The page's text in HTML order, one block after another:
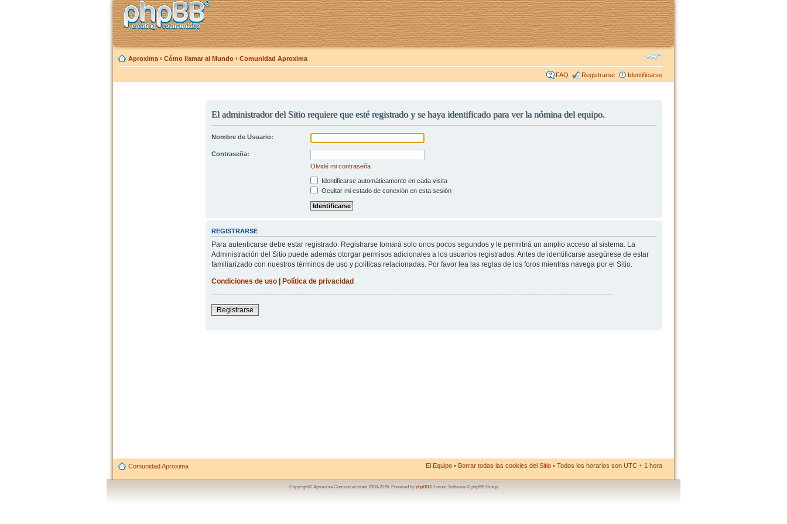
Aproxima ‹ Cómo llamar al Mundo ‹ Comunidad Aproxima
FAQ Registrarse Identificarse
El administrador del Sitio requiere que esté registrado y se haya identificado para ver la nómina del equipo.
Nombre de Usuario:
Contraseña:
Olvidé mi contraseña
Identificarse automáticamente en cada visita
Ocultar mi estado de conexión en esta sesión
REGISTRARSE
Para autenticarse debe estar registrado. Registrarse tomará solo unos pocos segundos y le permitirá un amplio acceso al sistema. La
Administración del Sitio puede además otorgar permisos adicionales a los usuarios registrados. Antes de identificarse asegúrese de estar
familiarizado con nuestros términos de uso y políticas relacionadas. Por favor lea las reglas de los foros mientras navega por el Sitio.
Condiciones de uso| Política de privacidad
Registrarse
Comunidad Aproxima El Equipo • Borrar todas las cookies del Sitio • Todos los horarios son UTC + 1 hora
Copyright© Aproxima Comunicaciones 2006-2026. Powered by phpBB® Forum Software © phpBB Group